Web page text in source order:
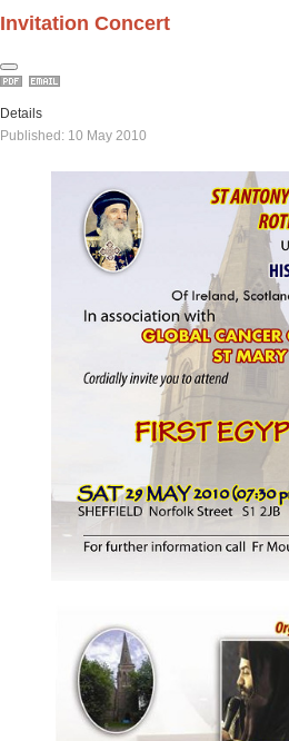
Invitation Concert
Details
Published: 10 May 2010